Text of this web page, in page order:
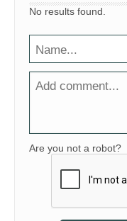
No results found.
Are you not a robot?